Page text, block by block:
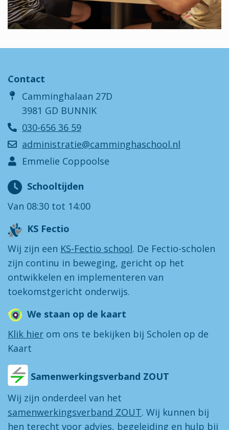
Contact
Camminghalaan 27D
3981 GD BUNNIK
030-656 36 59
administratie@camminghaschool.nl
Emmelie Coppoolse
Schooltijden
Van 08:30 tot 14:00
KS Fectio
Wij zijn een KS-Fectio school. De Fectio-scholen
zijn continu in beweging, gericht op het
ontwikkelen en implementeren van
toekomstgericht onderwijs.
We staan op de kaart
Klik hier om ons te bekijken bij Scholen op de
Kaart
Samenwerkingsverband ZOUT
Wij zijn onderdeel van het
samenwerkingsverband ZOUT. Wij kunnen bij
hen terecht voor advies, begeleiding en hulp bij